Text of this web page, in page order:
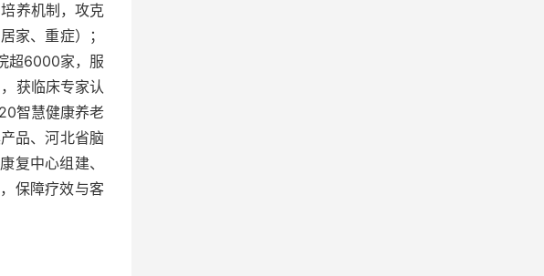
养机制，攻克
家、重症）；
超6000家，服
获临床专家认
智慧健康养老
品、河北省脑
复中心组建、
保障疗效与客